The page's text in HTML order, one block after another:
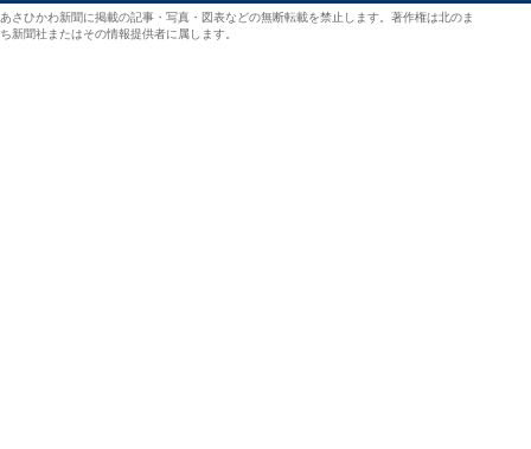
あさひかわ新聞に掲載の記事・写真・図表などの無断転載を禁止します。著作権は北のま
ち新聞社またはその情報提供者に属します。